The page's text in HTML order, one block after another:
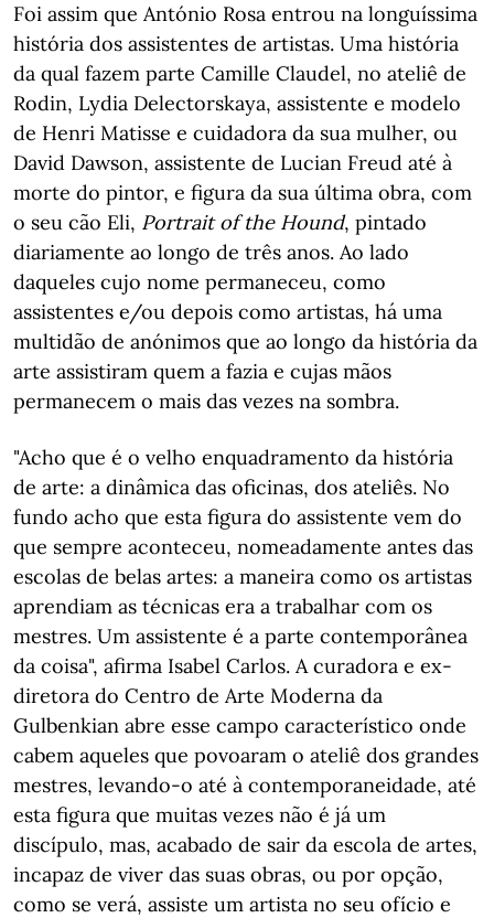
Foi assim que António Rosa entrou na longuíssima
história dos assistentes de artistas. Uma história
da qual fazem parte Camille Claudel, no ateliê de
Rodin, Lydia Delectorskaya, assistente e modelo
de Henri Matisse e cuidadora da sua mulher, ou
David Dawson, assistente de Lucian Freud até à
morte do pintor, e figura da sua última obra, com
o seu cão Eli, Portrait of the Hound, pintado
diariamente ao longo de três anos. Ao lado
daqueles cujo nome permaneceu, como
assistentes e/ou depois como artistas, há uma
multidão de anónimos que ao longo da história da
arte assistiram quem a fazia e cujas mãos
permanecem o mais das vezes na sombra.
"Acho que é o velho enquadramento da história
de arte: a dinâmica das oficinas, dos ateliês. No
fundo acho que esta figura do assistente vem do
que sempre aconteceu, nomeadamente antes das
escolas de belas artes: a maneira como os artistas
aprendiam as técnicas era a trabalhar com os
mestres. Um assistente é a parte contemporânea
da coisa", afirma Isabel Carlos. A curadora e ex-
diretora do Centro de Arte Moderna da
Gulbenkian abre esse campo característico onde
cabem aqueles que povoaram o ateliê dos grandes
mestres, levando-o até à contemporaneidade, até
esta figura que muitas vezes não é já um
discípulo, mas, acabado de sair da escola de artes,
incapaz de viver das suas obras, ou por opção,
como se verá, assiste um artista no seu ofício e